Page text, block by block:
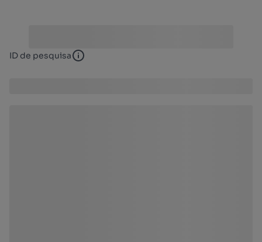
ID de pesquisa ID de pesquisa